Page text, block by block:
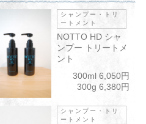
シャンプー・トリ
ートメント
NOTTO HD シャ
ンプー トリートメ
ント
300ml 6,050円
300g 6,380円
シャンプー・トリ
ートメント